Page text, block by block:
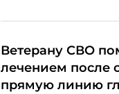
Ветерану СВО
лечением после
прямую линию